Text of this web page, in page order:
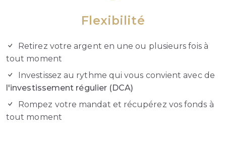
Flexibilité
Retirez votre argent en une ou plusieurs fois à
tout moment
Investissez au rythme qui vous convient avec de
l'investissement régulier (DCA)
Rompez votre mandat et récupérez vos fonds à
tout moment